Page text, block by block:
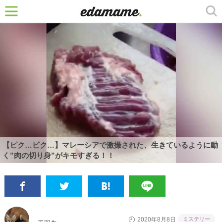
【ピク…ピク…】マレーシアで激撮された、生きているように動
く”肉の切り身”がキモすぎる！！
2020年8月8日 ミステリー